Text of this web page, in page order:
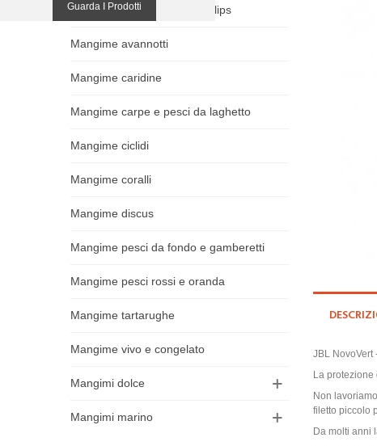
Mangiatoie automatiche e Clips
Mangime avannotti
Mangime caridine
Mangime carpe e pesci da laghetto
Mangime ciclidi
Mangime coralli
Mangime discus
Mangime pesci da fondo e gamberetti
Mangime pesci rossi e oranda
Mangime tartarughe
Mangime vivo e congelato
Mangimi dolce
Mangimi marino
JBL NovoVert
La
Non
filetto piccolo
Da molti anni
Guarda I Prodotti